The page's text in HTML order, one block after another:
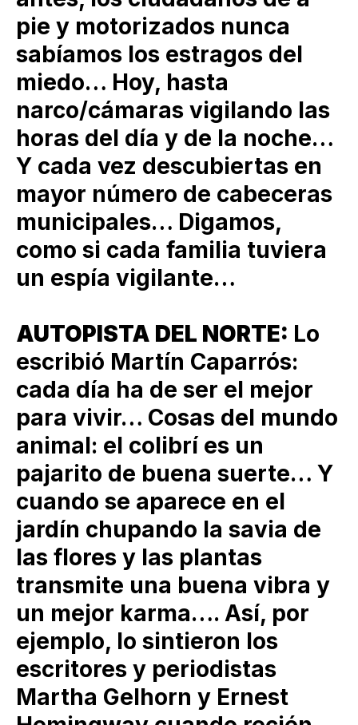
pie y motorizados nunca
sabíamos los estragos del
miedo… Hoy, hasta
narco/cámaras vigilando las
horas del día y de la noche…
Y cada vez descubiertas en
mayor número de cabeceras
municipales… Digamos,
como si cada familia tuviera
un espía vigilante…
AUTOPISTA DEL NORTE: Lo
escribió Martín Caparrós:
cada día ha de ser el mejor
para vivir… Cosas del mundo
animal: el colibrí es un
pajarito de buena suerte… Y
cuando se aparece en el
jardín chupando la savia de
las flores y las plantas
transmite una buena vibra y
un mejor karma…. Así, por
ejemplo, lo sintieron los
escritores y periodistas
Martha Gelhorn y Ernest